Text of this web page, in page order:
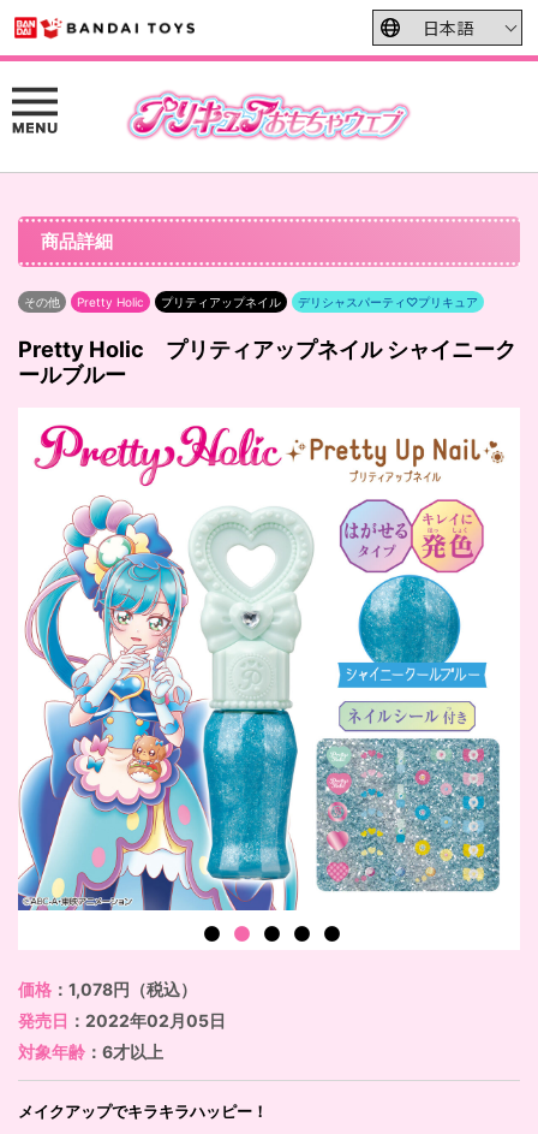
商品詳細
その他 Pretty Holic プリティアップネイル デリシャスパーティ♡プリキュア
Pretty Holic プリティアップネイル シャイニーク
ールブルー
価格 ：1,078円（税込）
発売日 ：2022年02月05日
対象年齢 ：6才以上
メイクアップでキラキラハッピー！